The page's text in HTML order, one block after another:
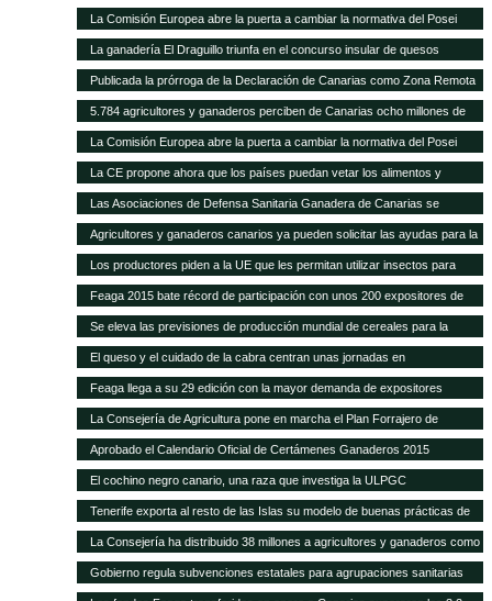
comercialización
La Comisión Europea abre la puerta a cambiar la normativa del Posei
La ganadería El Draguillo triunfa en el concurso insular de quesos
Publicada la prórroga de la Declaración de Canarias como Zona Remota
a efectos de la eliminación de subproductos SANDACH hasta junio de
2018
5.784 agricultores y ganaderos perciben de Canarias ocho millones de
euros en ayudas adicionales POSEI
La Comisión Europea abre la puerta a cambiar la normativa del Posei
La CE propone ahora que los países puedan vetar los alimentos y
piensos transgénicos
Las Asociaciones de Defensa Sanitaria Ganadera de Canarias se
reunirán anualmente en la Feria de Fuerteventura
Agricultores y ganaderos canarios ya pueden solicitar las ayudas para la
contratación de seguros agrarios
Los productores piden a la UE que les permitan utilizar insectos para
fabricar piensos
Feaga 2015 bate récord de participación con unos 200 expositores de
empresas, productores locales y gastronomía tradicional
Se eleva las previsiones de producción mundial de cereales para la
campaña 2014-2015
El queso y el cuidado de la cabra centran unas jornadas en
Fuerteventura
Feaga llega a su 29 edición con la mayor demanda de expositores
La Consejería de Agricultura pone en marcha el Plan Forrajero de
Canarias
Aprobado el Calendario Oficial de Certámenes Ganaderos 2015
El cochino negro canario, una raza que investiga la ULPGC
Tenerife exporta al resto de las Islas su modelo de buenas prácticas de
higiene para queserías
La Consejería ha distribuido 38 millones a agricultores y ganaderos como
ayudas adicionales POSEI
Gobierno regula subvenciones estatales para agrupaciones sanitarias
ganaderas